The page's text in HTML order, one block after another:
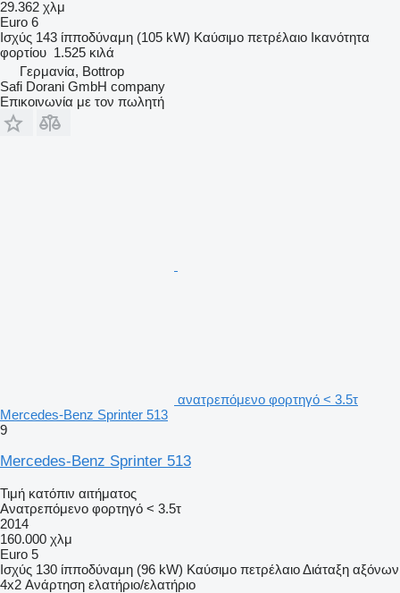
29.362 χλμ
Euro 6
Ισχύς 143 ίπποδύναμη (105 kW) Καύσιμο πετρέλαιο Ικανότητα
φορτίου 1.525 κιλά
Γερμανία, Bottrop
Safi Dorani GmbH company
Επικοινωνία με τον πωλητή
ανατρεπόμενο φορτηγό < 3.5τ
Mercedes-Benz Sprinter 513
9
Mercedes-Benz Sprinter 513
Τιμή κατόπιν αιτήματος
Ανατρεπόμενο φορτηγό < 3.5τ
2014
160.000 χλμ
Euro 5
Ισχύς 130 ίπποδύναμη (96 kW) Καύσιμο πετρέλαιοΔιάταξη αξόνων
4x2 Ανάρτηση ελατήριο/ελατήριο